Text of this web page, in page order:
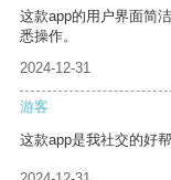
这款app的用户界面简
悉操作。
2024-12-31
游客
这款app是我社交的好